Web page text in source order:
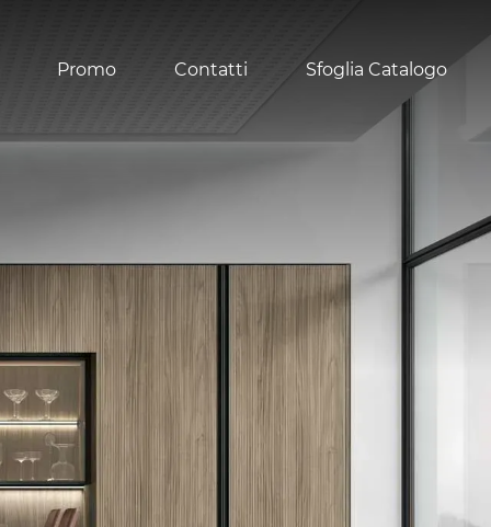
Promo Contatti Sfoglia Catalogo